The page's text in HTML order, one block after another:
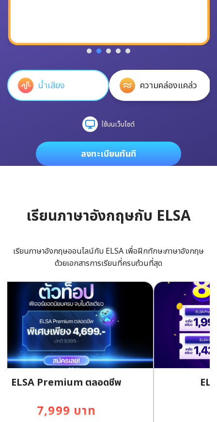
น้ำเสียง ความคล่องแคล่ว
ใช้บนเว็บไซต์
ลงทะเบียนทันที
เรียนภาษาอังกฤษกับ ELSA
เรียนภาษาอังกฤษออนไลน์กับ ELSA เพื่อฝีกทักษะภาษาอังกฤษ
ด้วยเอกสารการเรียนที่ครบถ้วนที่สุด
ELSA Premium ตลอดชีพ
7,999 บาท